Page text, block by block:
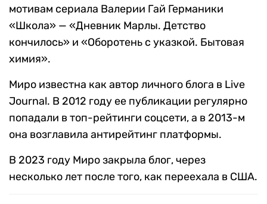
мотивам сериала Валерии Гай Германики
«Школа» — «Дневник Марлы. Детство
кончилось» и «Оборотень с указкой. Бытовая
химия».
Миро известна как автор личного блога в Live
Journal. В 2012 году ее публикации регулярно
попадали в топ-рейтинги соцсети, а в 2013-м
она возглавила антирейтинг платформы.
В 2023 году Миро закрыла блог, через
несколько лет после того, как переехала в США.